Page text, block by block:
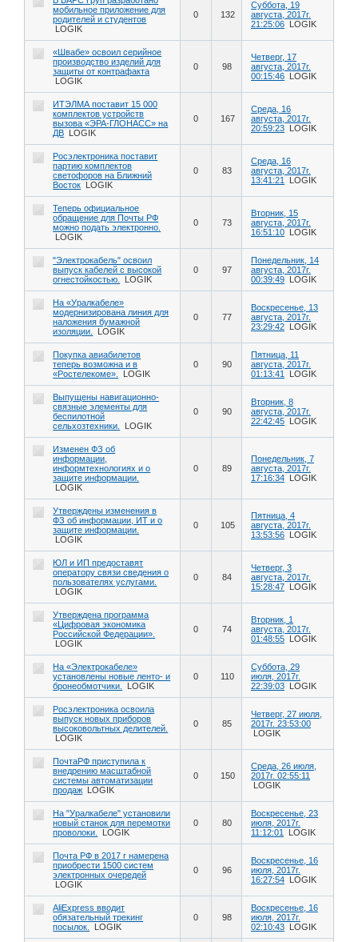
мобильное приложение для
родителей и студентов
LOGIK
0 132
Суббота, 19
августа, 2017г.
21:25:06 LOGIK
«Швабе» освоил серийное
производство изделий для
защиты от контрафакта
LOGIK
0 98
Четверг, 17
августа, 2017г.
00:15:46 LOGIK
ИТЭЛМА поставит 15 000
комплектов устройств
вызова «ЭРА-ГЛОНАСС» на
ДВ LOGIK
0 167
Среда, 16
августа, 2017г.
20:59:23 LOGIK
Росэлектроника поставит
партию комплектов
светофоров на Ближний
Восток LOGIK
0 83
Среда, 16
августа, 2017г.
13:41:21
LOGIK
Теперь официальное
обращение для Почты РФ
можно подать электронно.
LOGIK
0 73
Вторник, 15
августа, 2017г.
16:51:10 LOGIK
"Электрокабель" освоил
выпуск кабелей с высокой
огнестойкостью.
LOGIK
0 97
Понедельник, 14
августа, 2017г.
00:39:49 LOGIK
На «Уралкабеле»
модернизирована линия для
наложения бумажной
изоляции.
LOGIK
0 77
Воскресенье, 13
августа, 2017г.
23:29:42 LOGIK
Покупка авиабилетов
теперь возможна и в
«Ростелекоме».
LOGIK
0 90
Пятница, 11
августа, 2017г.
01:13:41
LOGIK
Выпущены навигационно-
связные элементы для
беспилотной
сельхозтехники.
LOGIK
0 90
Вторник, 8
августа, 2017г.
22:42:45 LOGIK
Изменен ФЗ об
информации,
информтехнологиях и о
защите информации.
LOGIK
0 89
Понедельник, 7
августа, 2017г.
17:16:34 LOGIK
Утверждены изменения в
ФЗ об информации, ИТ и о
защите информации.
LOGIK
0 105
Пятница, 4
августа, 2017г.
13:53:56 LOGIK
ЮЛ и ИП предоставят
оператору связи сведения о
пользователях услугами.
LOGIK
0 84
Четверг, 3
августа, 2017г.
15:28:47 LOGIK
Утверждена программа
«Цифровая экономика
Российской Федерации».
LOGIK
0 74
Вторник, 1
августа, 2017г.
01:48:55 LOGIK
На «Электрокабеле»
установлены новые ленто- и
бронеобмотчики.
LOGIK
0 110
Суббота, 29
июля, 2017г.
22:39:03 LOGIK
Росэлектроника освоила
выпуск новых приборов
высоковольтных делителей.
LOGIK
0 85
Четверг, 27 июля,
2017г. 23:53:00
LOGIK
ПочтаРФ приступила к
внедрению масштабной
системы автоматизации
продаж LOGIK
0 150
Среда, 26 июля,
2017г. 02:55:11
LOGIK
На "Уралкабеле" установили
новый станок для перемотки
проволоки.
LOGIK
0 80
Воскресенье, 23
июля, 2017г.
11:12:01
LOGIK
Почта РФ в 2017 г намерена
приобрести 1500 систем
электронных очередей
LOGIK
0 96
Воскресенье, 16
июля, 2017г.
16:27:54 LOGIK
AliExpress вводит
обязательный трекинг
посылок.
LOGIK
0 98
Воскресенье, 16
июля, 2017г.
02:10:43 LOGIK